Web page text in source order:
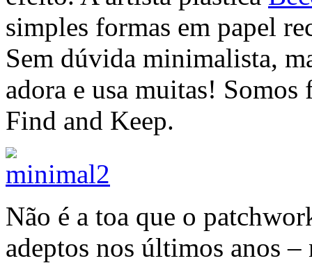
simples formas em papel
Sem dúvida minimalista,
adora e usa muitas!
Find and Keep.
Não é a toa que o
adeptos nos últimos anos